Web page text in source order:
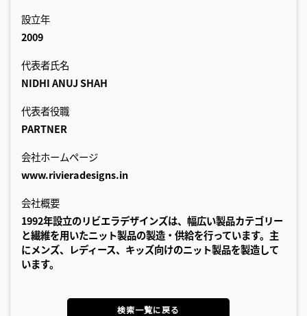
設立年
2009
代表者氏名
NIDHI ANUJ SHAH
代表者役職
PARTNER
会社ホームページ
www.rivieradesigns.in
会社概要
1992年設立のリビエラデザインズは、幅広い製品カテゴリー
と繊維を用いたニット製品の製造・供給を行っています。主
にメンズ、レディース、キッズ向けのニット製品を製造して
います。
検索一覧に戻る